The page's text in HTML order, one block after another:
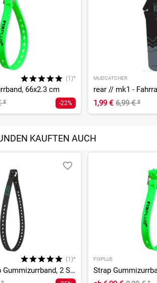
(1)*
66x2.3 cm
² -22%
MUDCATCHER
rear // mk1 -
1,99 € 6,99 €²
KAUFTEN AUCH
(1)*
Recycling Strap Gummizurrband, 2 Stück
FIXPLUS
Strap